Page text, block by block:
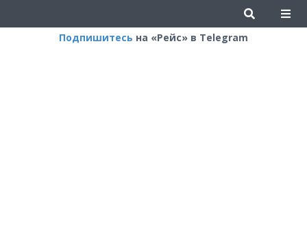
Подпишитесь на «Рейс» в Telegram